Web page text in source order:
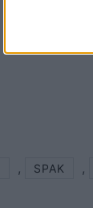
, SPAK ,